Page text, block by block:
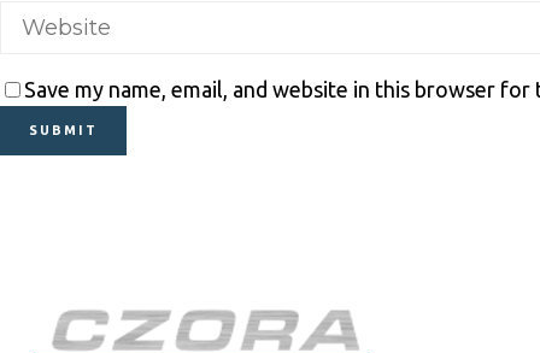
Save my name, email, and website in this browser